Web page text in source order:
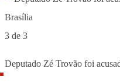
3 de 3
Deputado Zé Trovão foi